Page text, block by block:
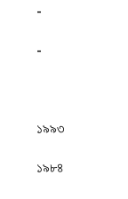
-
-
১৯৯৩
১৯৮৪